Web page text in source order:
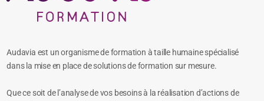
Audavia est un organisme de formation à taille humaine spécialisé
dans la mise en place de solutions de formation sur mesure.
Que ce soit de l’analyse de vos besoins à la réalisation d’actions de